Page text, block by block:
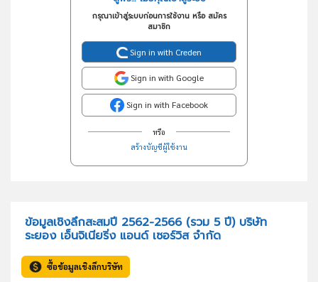
กรุณาเข้าสู่ระบบก่อนการใช้งาน หรือ สมัคร
สมาชิก
Sign in with Creden
Sign in with Google
Sign in with Facebook
หรือ
สร้างบัญชีผู้ใช้งาน
ข้อมูลเชิงลึกสะสมปี 2562-2566 (รวม 5 ปี) บริษัท
ระยอง เอ็นจิเนียริ่ง แอนด์ เซอร์วิส จำกัด
ซื้อข้อมูลเชิงลึกบริษัท